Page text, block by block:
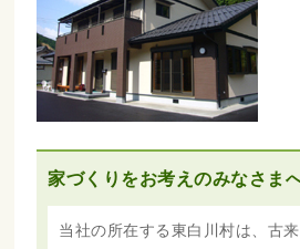
家づくりをお考えのみなさま
当社の所在する東白川村は、古